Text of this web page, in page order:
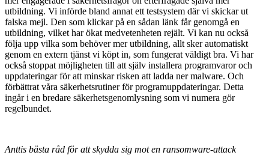
utbildning. Vi införde bland annat ett testsystem där vi skickar ut
falska mejl. Den som klickar på en sådan länk får genomgå en
utbildning, vilket har ökat medvetenheten rejält. Vi kan nu också
följa upp vilka som behöver mer utbildning, allt sker automatiskt
genom en extern tjänst vi köpt in, som fungerat väldigt bra. Vi har
också stoppat möjligheten till att själv installera programvaror och
uppdateringar för att minskar risken att ladda ner malware. Och
förbättrat våra säkerhetsrutiner för programuppdateringar. Detta
ingår i en bredare säkerhetsgenomlysning som vi numera gör
regelbundet.
Anttis bästa råd för att skydda sig mot en ransomware-attack